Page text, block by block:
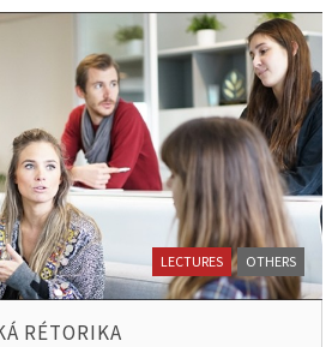
LECTURES OTHERS
RÉTORIKA